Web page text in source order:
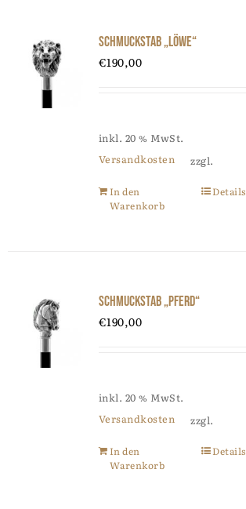
Schmuckstab „Löwe“
€190,00
inkl. 20 % MwSt.
zzgl.
Versandkosten
In den
Warenkorb
Details
Schmuckstab „Pferd“
€190,00
inkl. 20 % MwSt.
zzgl.
Versandkosten
In den
Warenkorb
Details